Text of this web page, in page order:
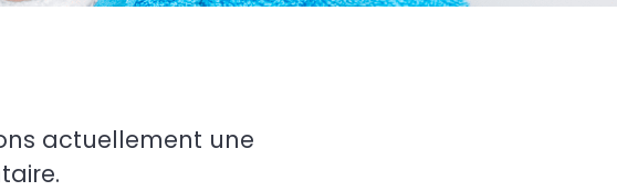
actuellement une